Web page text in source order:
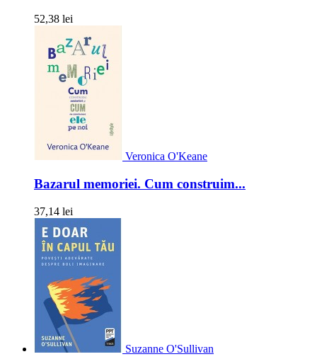
52,38 lei
Veronica O'Keane
Bazarul memoriei. Cum construim...
37,14 lei
Suzanne O'Sullivan